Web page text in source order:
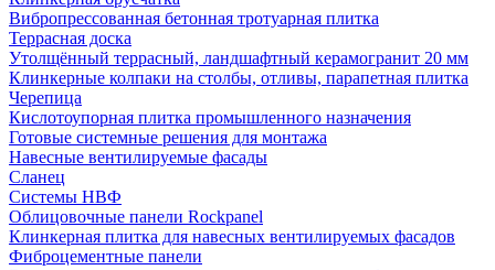
Вибропрессованная бетонная тротуарная плитка
Террасная доска
Утолщённый террасный, ландшафтный керамогранит 20 мм
Клинкерные колпаки на столбы, отливы, парапетная плитка
Черепица
Кислотоупорная плитка промышленного назначения
Готовые системные решения для монтажа
Навесные вентилируемые фасады
Сланец
Системы НВФ
Облицовочные панели Rockpanel
Клинкерная плитка для навесных вентилируемых фасадов
Фиброцементные панели